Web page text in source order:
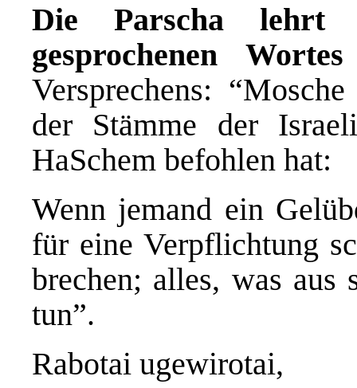
Die Parscha lehrt
gesprochenen
Versprechens:
der Stämme der
HaSchem befohlen hat:
Wenn jemand ein
für eine Verpflichtung
brechen; alles, was aus
tun”.
Rabotai ugewirotai,